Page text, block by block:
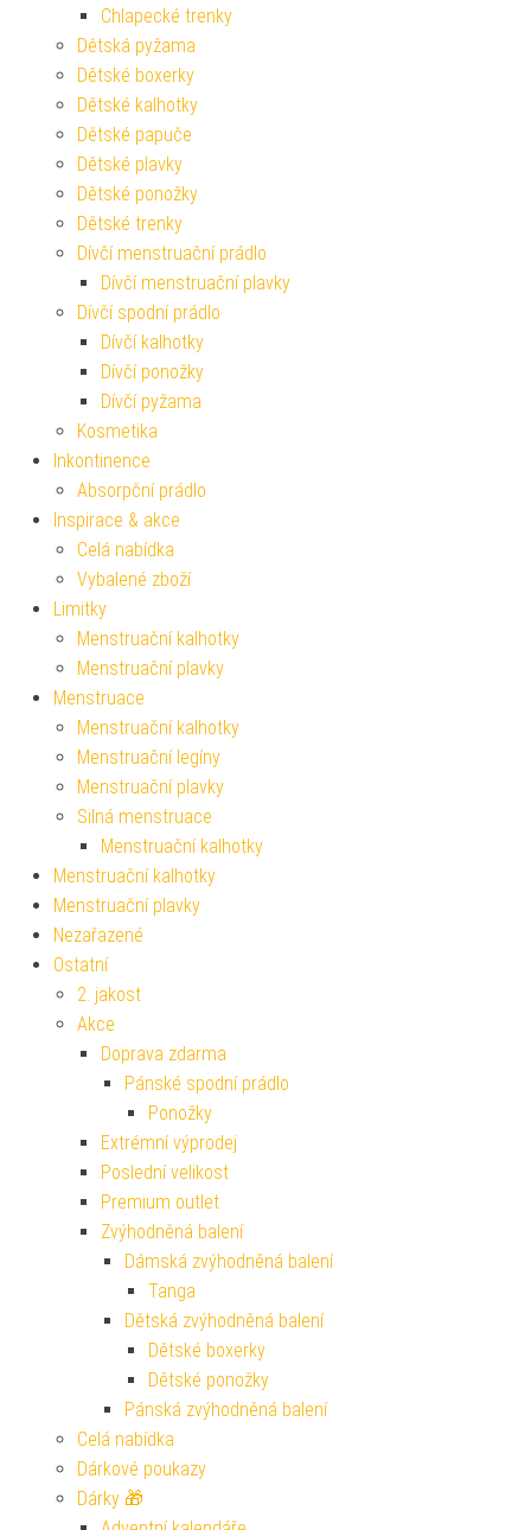
Chlapecké trenky
Dětská pyžama
Dětské boxerky
Dětské kalhotky
Dětské papuče
Dětské plavky
Dětské ponožky
Dětské trenky
Dívčí menstruační prádlo
Dívčí menstruační plavky
Dívčí spodní prádlo
Dívčí kalhotky
Dívčí ponožky
Dívčí pyžama
Kosmetika
Inkontinence
Absorpční prádlo
Inspirace & akce
Celá nabídka
Vybalené zboží
Limitky
Menstruační kalhotky
Menstruační plavky
Menstruace
Menstruační kalhotky
Menstruační legíny
Menstruační plavky
Silná menstruace
Menstruační kalhotky
Menstruační kalhotky
Menstruační plavky
Nezařazené
Ostatní
2. jakost
Akce
Doprava zdarma
Pánské spodní prádlo
Ponožky
Extrémní výprodej
Poslední velikost
Premium outlet
Zvýhodněná balení
Dámská zvýhodněná balení
Tanga
Dětská zvýhodněná balení
Dětské boxerky
Dětské ponožky
Pánská zvýhodněná balení
Celá nabídka
Dárkové poukazy
Dárky 🎁